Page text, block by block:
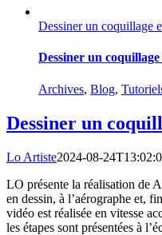
Dessiner un coquillage
Dessiner un
Archives, Blog,
Dessiner un
Lo Artiste2024-08-
LO présente la réalisation de
en dessin, à l’aérographe et,
vidéo est réalisée en vitesse
les étapes sont présentées à